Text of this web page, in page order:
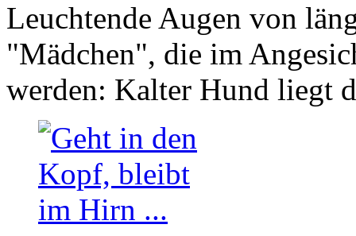
Leuchtende Augen von
"Mädchen", die im
werden: Kalter Hund liegt